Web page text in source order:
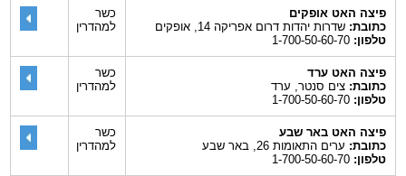
פיצה האט אופקים
כתובת:שדרות יהדות דרום אפריקה 14, אופקים
טלפון:1-700-50-60-70
כשר
למהדרין
פיצה האט ערד
כתובת:צים סנטר, ערד
טלפון:1-700-50-60-70
כשר
למהדרין
פיצה האט באר שבע
כתובת:ערים התאומות 26, באר שבע
טלפון:1-700-50-60-70
כשר
למהדרין